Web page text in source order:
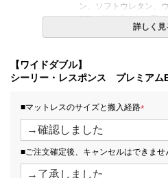
ン、ソフトウレタン、
■エッジサポート：デュ
■対応ボックスシーツ：
生産国 日本
備考
・価格はマットレス単
・配達日指定ＯＫ！
※北海道・沖縄・離島
発生する場合がござい
場合があります。
詳しく見
【ワイドダブル】
シーリー・レスポンス プレミアム
■マットレスのサイズと搬入経路
(
)
■ご注文確定後、キャンセルはできませ